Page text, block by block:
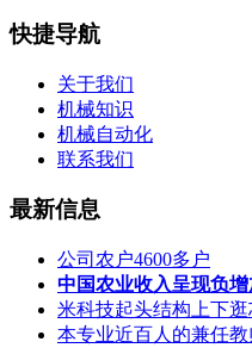
快捷导航
关于我们
机械知识
机械自动化
联系我们
最新信息
公司农户4600多户
中国农业收入呈现负增
米科技起头结构上下
本专业近百人的兼任教